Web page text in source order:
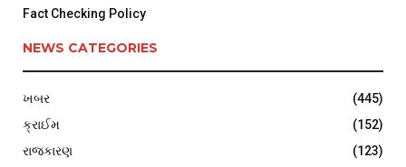
Fact Checking Policy
NEWS CATEGORIES
ખબર
(445)
ક્રાઈમ
(152)
રાજકારણ
(123)